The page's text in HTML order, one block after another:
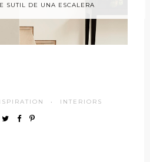
SUTIL DE UNA ESCALERA
· INTERIORS